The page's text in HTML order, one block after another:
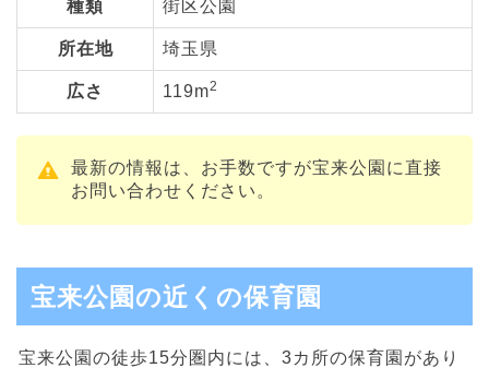
種類 街区公園
所在地 埼玉県
広さ 119m2
最新の情報は、お手数ですが宝来公園に直接
お問い合わせください。
宝来公園の近くの保育園
宝来公園の徒歩15分圏内には、3カ所の保育園があり